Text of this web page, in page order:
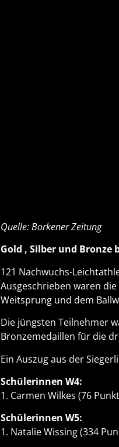
Quelle: Borkener Zeitung
Gold , Silber und Bronze
121 Nachwuchs-
Ausgeschrieben waren
Weitsprung und dem
Die jüngsten Teilnehmer
Bronzemedaillen für die
Ein Auszug aus der
Schülerinnen W4:
1. Carmen Wilkes (76
Schülerinnen W5:
1. Natalie Wissing (334